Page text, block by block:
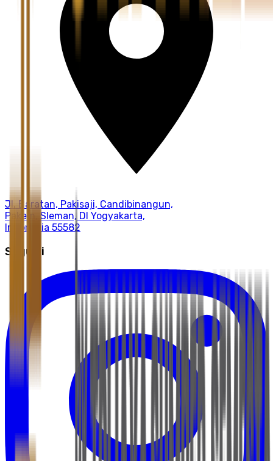
Jl. Baratan, Pakisaji, Candibinangun,
Pakem, Sleman, DI Yogyakarta,
Indonesia 55582
Seguici